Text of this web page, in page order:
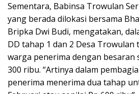
Sementara, Babinsa Trowulan
yang berada dilokasi bersama
Bripka Dwi Budi, mengatakan,
DD tahap 1 dan 2 Desa Trowulan
warga penerima dengan besaran
300 ribu. “Artinya dalam
penerima menerima dua tahap